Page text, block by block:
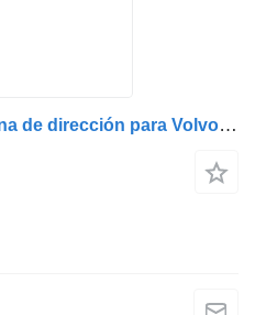
Coloană de direcție columna de dirección para Volvo 3980337/20575171/20575169/20360839/20547861 camión